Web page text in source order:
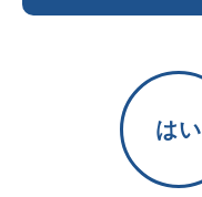
はい